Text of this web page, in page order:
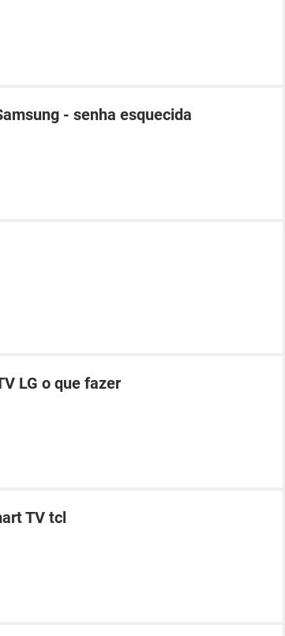
- senha esquecida
LG o que fazer
TV tcl